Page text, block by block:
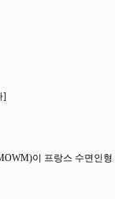
]
이 프랑스 수면인